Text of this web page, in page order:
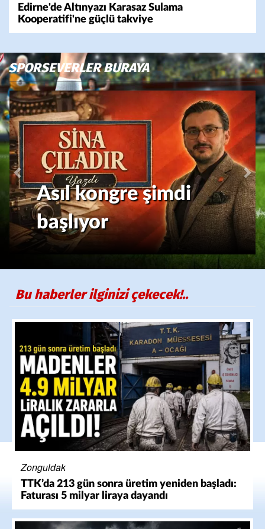
Edirne'de Altınyazı Karasaz Sulama
Kooperatifi'ne güçlü takviye
SPORSEVERLER BURAYA
Asıl kongre şimdi
başlıyor
Previous
Bu haberler ilginizi çekecek!..
Zonguldak
TTK’da 213 gün sonra üretim yeniden başladı:
Faturası 5 milyar liraya dayandı